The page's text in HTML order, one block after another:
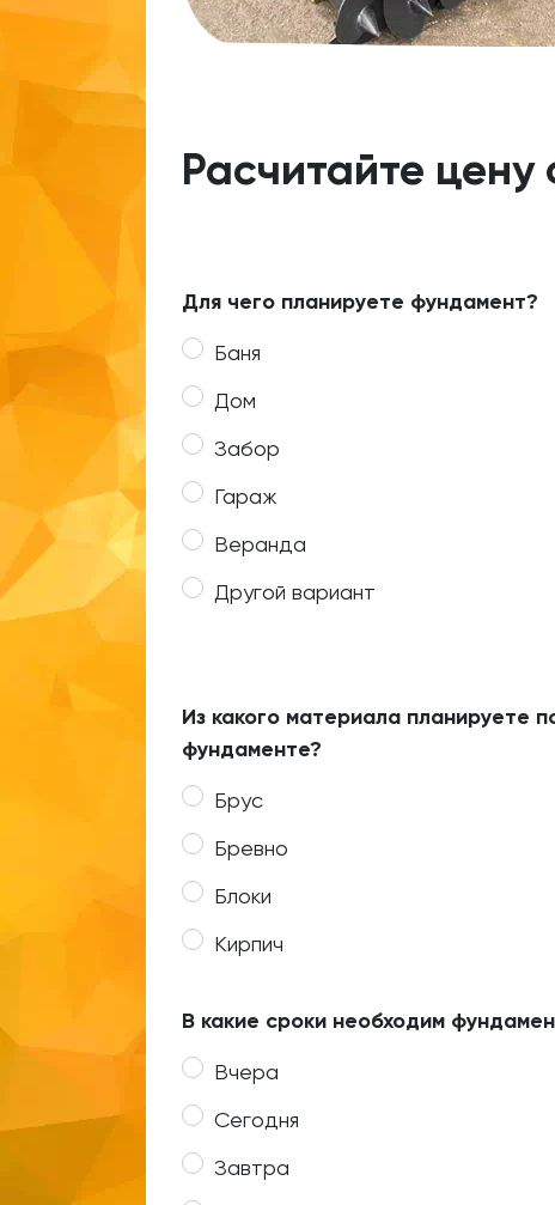
Расчитайте
Для чего планируете фундамент?
Баня
Дом
Забор
Гараж
Веранда
Другой вариант
Из какого материала планируете
фундаменте?
Брус
Бревно
Блоки
Кирпич
В какие сроки необходим
Вчера
Сегодня
Завтра